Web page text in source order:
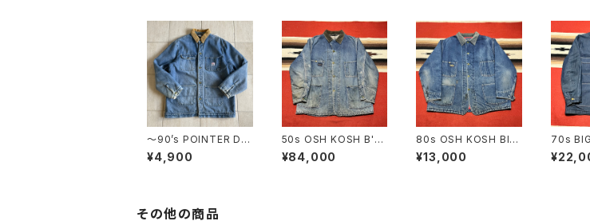
〜90’s POINTER De
nim Cover All
¥4,900
50s OSH KOSH B'G
OSH Denim Chore J
acket
¥84,000
80s OSH KOSH Blan
ket Coverall size 4
8
¥13,000
70s
t
その他の商品